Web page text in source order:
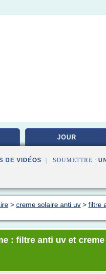
JOUR
DE VIDÉOS | SOUMETTRE :
> creme solaire anti uv > filtre
: filtre anti uv et